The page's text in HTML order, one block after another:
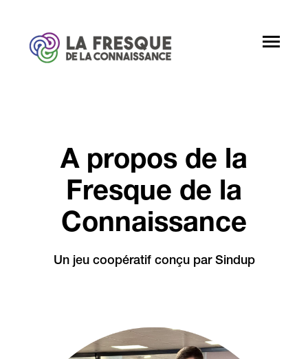
Toggle
qui
PartenairesA propos de la
Fresque de la
Connaissance
Un jeu coopératif conçu par Sindup